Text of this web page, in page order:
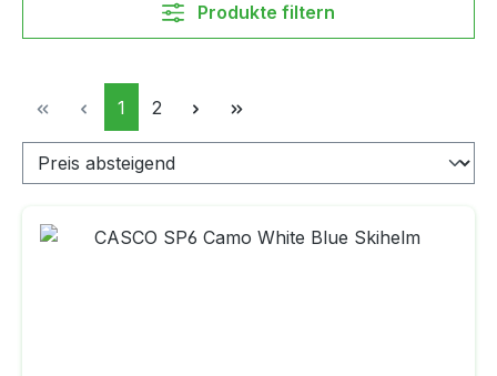
Produkte filtern
Seite
1 Seite
2